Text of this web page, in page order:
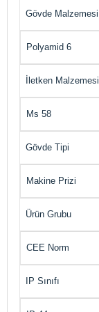
Gövde Malzemesi
Polyamid 6
İletken Malzemesi
Ms 58
Gövde Tipi
Makine Prizi
Ürün Grubu
CEE Norm
IP Sınıfı